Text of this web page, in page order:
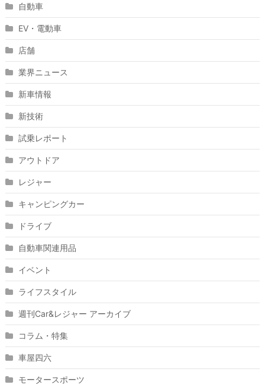
自動車
EV・電動車
店舗
業界ニュース
新車情報
新技術
試乗レポート
アウトドア
レジャー
キャンピングカー
ドライブ
自動車関連用品
イベント
ライフスタイル
週刊Car&レジャー アーカイブ
コラム・特集
車屋四六
モータースポーツ